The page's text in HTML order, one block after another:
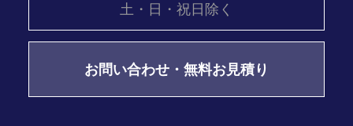
土・日・祝日除く
お問い合わせ・無料お見積り